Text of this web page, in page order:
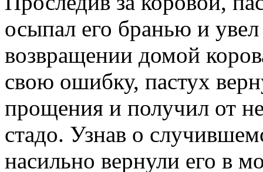
осыпал его бранью и
возвращении домой
свою ошибку, пастух
прощения и получил от
стадо. Узнав о
насильно вернули его в